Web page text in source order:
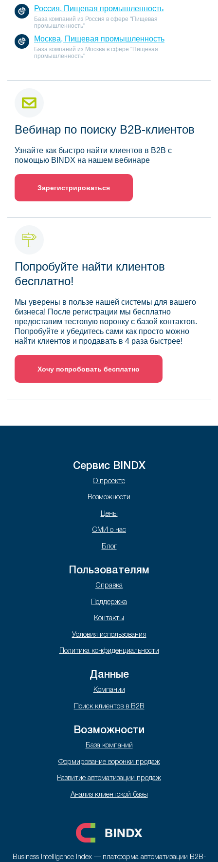
Россия, Пищевая промышленность
База компаний из Россия в сфере "Пищевая
промышленность"
Москва, Пищевая промышленность
База компаний из Москва в сфере "Пищевая
промышленность"
Вебинар по поиску B2B-клиентов
Узнайте как быстро найти клиентов в B2B с
помощью BINDX на нашем вебинаре
Зарегистрироваться
Попробуйте найти клиентов
бесплатно!
Мы уверены в пользе нашей системы для вашего
бизнеса! После регистрации мы бесплатно
предоставим тестовую воронку с базой контактов.
Попробуйте и убедитесь сами как просто можно
найти клиентов и продавать в 4 раза быстрее!
Хочу попробовать бесплатно
Сервис BINDX
О проекте
Возможности
Цены
СМИ о нас
Блог
Пользователям
Справка
Поддержка
Контакты
Условия использования
Политика конфиденциальности
Данные
Компании
Поиск клиентов в B2B
Возможности
База компаний
Формирование воронки продаж
Развитие автоматизации продаж
Анализ клиентской базы
Business Intelligence Index — платформа автоматизации B2B-